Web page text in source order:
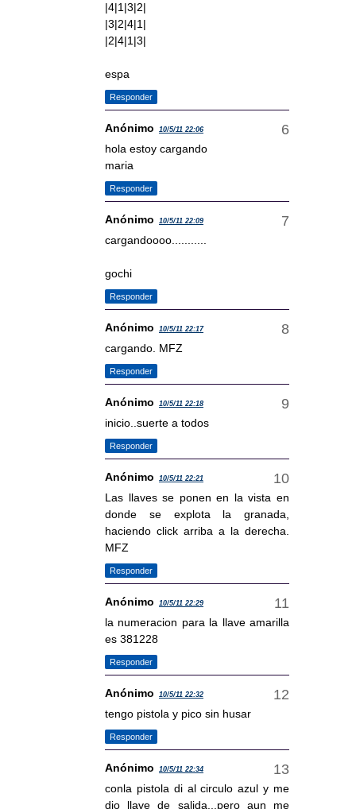
|4|1|3|2|
|3|2|4|1|
|2|4|1|3|
espa
Responder
Anónimo 10/5/11 22:06
hola estoy cargando
maria
Responder
Anónimo 10/5/11 22:09
cargandoooo...........
gochi
Responder
Anónimo 10/5/11 22:17
cargando. MFZ
Responder
Anónimo 10/5/11 22:18
inicio..suerte a todos
Responder
Anónimo 10/5/11 22:21
Las llaves se ponen en la vista en
donde se explota la granada,
haciendo click arriba a la derecha.
MFZ
Responder
Anónimo 10/5/11 22:29
la numeracion para la llave amarilla
es 381228
Responder
Anónimo 10/5/11 22:32
tengo pistola y pico sin husar
Responder
Anónimo 10/5/11 22:34
conla pistola di al circulo azul y me
dio llave de salida...pero aun me